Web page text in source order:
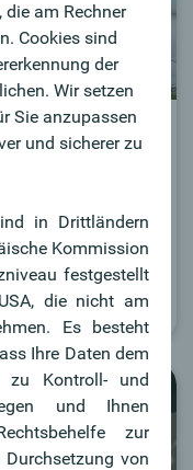
Thomas Richter in
die am Rechner
Cookies sind
der
Wir setzen
Sie anzupassen
und sicherer zu
in Drittländern
Kommission
festgestellt
die nicht am
Es besteht
Ihre Daten dem
zu Kontroll- und
und Ihnen
zur
von